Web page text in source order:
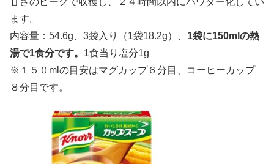
ます。
内容量：54.6g、3袋入り（1袋18.2g）、 1袋に150mlの熱
湯で1食分です。 1食当り塩分1g
※１５０mlの目安はマグカップ６分目、コーヒーカップ
８分目です。